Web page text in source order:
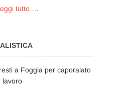
tutto …
a Foggia per caporalato
lavoro